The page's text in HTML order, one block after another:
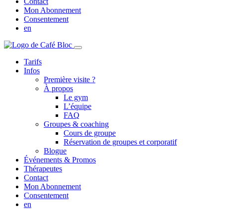
Mon Abonnement
Consentement
en
Tarifs
Infos
Première visite ?
À propos
Le gym
L’équipe
FAQ
Groupes & coaching
Cours de groupe
Réservation de groupes et corporatif
Blogue
Événements & Promos
Thérapeutes
Contact
Mon Abonnement
Consentement
en